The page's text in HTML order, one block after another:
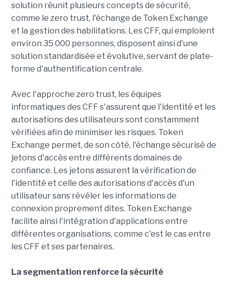
solution réunit plusieurs concepts de sécurité,
comme le zero trust, l'échange de Token Exchange
et la gestion des habilitations. Les CFF, qui emploient
environ 35 000 personnes, disposent ainsi d'une
solution standardisée et évolutive, servant de plate-
forme d'authentification centrale.
Avec l'approche zero trust, les équipes
informatiques des CFF s'assurent que l'identité et les
autorisations des utilisateurs sont constamment
vérifiées afin de minimiser les risques. Token
Exchange permet, de son côté, l'échange sécurisé de
jetons d'accès entre différents domaines de
confiance. Les jetons assurent la vérification de
l'identité et celle des autorisations d'accès d'un
utilisateur sans révéler les informations de
connexion proprement dites. Token Exchange
facilite ainsi l'intégration d'applications entre
différentes organisations, comme c'est le cas entre
les CFF et ses partenaires.
La segmentation renforce la sécurité